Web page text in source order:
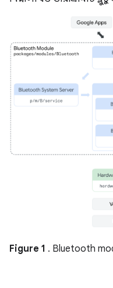
Figure 1 . Bluetooth